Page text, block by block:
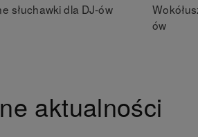
słuchawki dla DJ-ów
ów
aktualności